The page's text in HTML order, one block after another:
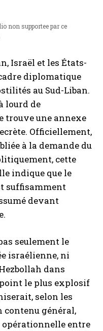
b
e
n
d
a
o
l
l
n
a
s
non supportee par ce
Israël et les États-
diplomatique
au Sud-Liban.
lourd de
trouve une annexe
Officiellement,
à la demande du
cette
indique que le
suffisamment
devant
seulement le
israélienne, ni
dans
point le plus explosif
selon les
contenu général,
entre